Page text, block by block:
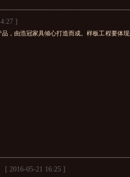
]
品，由浩冠家具倾心打造而成。样板工程要体现
[ 2016-05-21 16:25 ]